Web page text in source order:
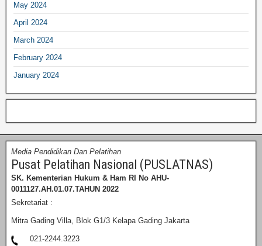
May 2024
April 2024
March 2024
February 2024
January 2024
Media Pendidikan Dan Pelatihan
Pusat Pelatihan Nasional (PUSLATNAS)
SK. Kementerian Hukum & Ham RI
No AHU-
0011127.AH.01.07.TAHUN 2022
Sekretariat :
Mitra Gading Villa, Blok G1/3 Kelapa Gading Jakarta
021-2244.3223